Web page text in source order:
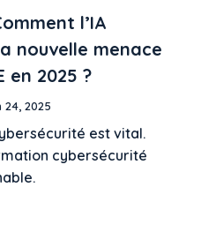
l’IA
nouvelle menace
en 2025 ?
24, 2025
est vital.
cybersécurité